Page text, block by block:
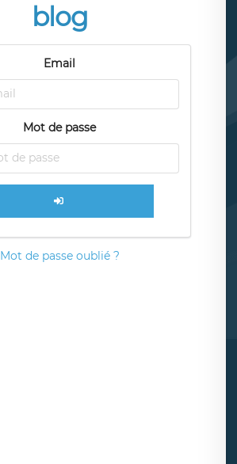
blog
Email
Mot de passe
Mot de passe oublié ?